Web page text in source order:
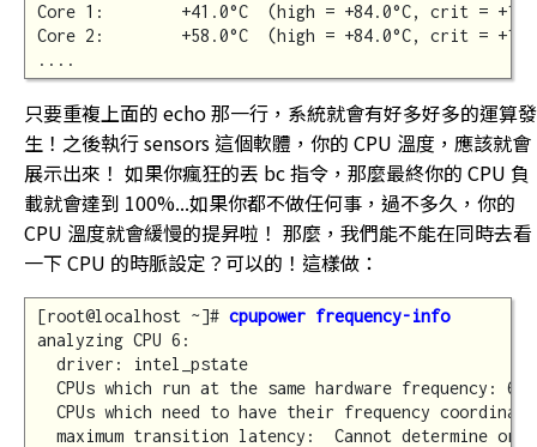
Core 1:        +41.0°C  (high = +84.0°C, crit =
Core 2:        +58.0°C  (high = +84.0°C, crit =
只要重複上面的 echo 那一行，系統就會有好多好多的運算發
生！之後執行 sensors 這個軟體，你的 CPU 溫度，應該就會
展示出來！ 如果你瘋狂的丟 bc 指令，那麼最終你的 CPU 負
載就會達到 100%...如果你都不做任何事，過不多久，你的
CPU 溫度就會緩慢的提昇啦！ 那麼，我們能不能在同時去看
一下 CPU 的時脈設定？可以的！這樣做：
[root@localhost ~]# cpupower frequency-info
analyzing CPU 6:
  driver: intel_pstate
  CPUs which run at the same hardware frequency: 6
CPUs which need to have their frequency
maximum transition latency:  Cannot determine or